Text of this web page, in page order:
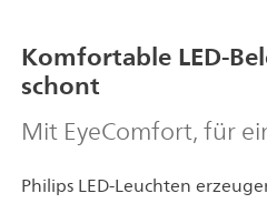
Komfortable LED-
schont
Mit EyeComfort, für
Philips LED-Leuchten